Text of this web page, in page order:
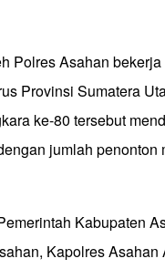
Polres Asahan
Provinsi Sumatera
ke-80 tersebut
jumlah penonton
Kabupaten
Kapolres Asahan